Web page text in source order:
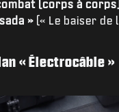
(corps à corps)
» (« Le baiser de
« Électrocâble »